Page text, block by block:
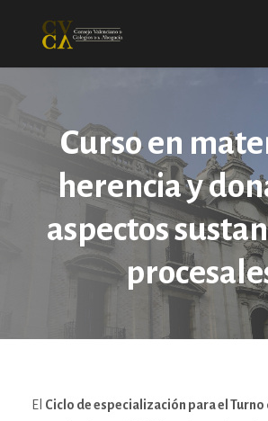
Curso en
herencia y
aspectos
El Ciclo de especialización para el Turno